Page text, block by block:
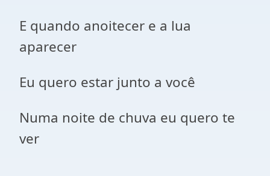
E quando anoitecer e a lua
aparecer
Eu quero estar junto a você
Numa noite de chuva eu quero te
ver